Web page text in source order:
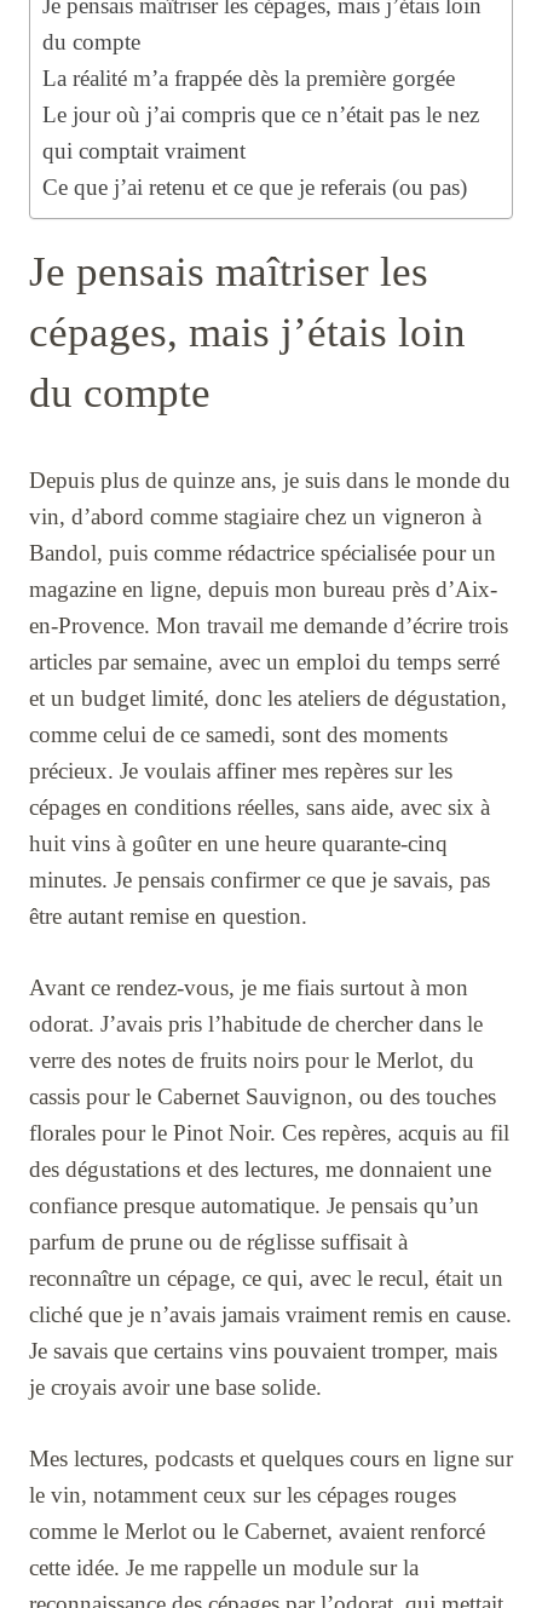
Je pensais maîtriser les cépages, mais j’étais loin
du compte
La réalité m’a frappée dès la première gorgée
Le jour où j’ai compris que ce n’était pas le nez
qui comptait vraiment
Ce que j’ai retenu et ce que je referais (ou pas)
Je pensais maîtriser les
cépages, mais j’étais loin
du compte
Depuis plus de quinze ans, je suis dans le monde du
vin, d’abord comme stagiaire chez un vigneron à
Bandol, puis comme rédactrice spécialisée pour un
magazine en ligne, depuis mon bureau près d’Aix-
en-Provence. Mon travail me demande d’écrire trois
articles par semaine, avec un emploi du temps serré
et un budget limité, donc les ateliers de dégustation,
comme celui de ce samedi, sont des moments
précieux. Je voulais affiner mes repères sur les
cépages en conditions réelles, sans aide, avec six à
huit vins à goûter en une heure quarante-cinq
minutes. Je pensais confirmer ce que je savais, pas
être autant remise en question.
Avant ce rendez-vous, je me fiais surtout à mon
odorat. J’avais pris l’habitude de chercher dans le
verre des notes de fruits noirs pour le Merlot, du
cassis pour le Cabernet Sauvignon, ou des touches
florales pour le Pinot Noir. Ces repères, acquis au fil
des dégustations et des lectures, me donnaient une
confiance presque automatique. Je pensais qu’un
parfum de prune ou de réglisse suffisait à
reconnaître un cépage, ce qui, avec le recul, était un
cliché que je n’avais jamais vraiment remis en cause.
Je savais que certains vins pouvaient tromper, mais
je croyais avoir une base solide.
Mes lectures, podcasts et quelques cours en ligne sur
le vin, notamment ceux sur les cépages rouges
comme le Merlot ou le Cabernet, avaient renforcé
cette idée. Je me rappelle un module sur la